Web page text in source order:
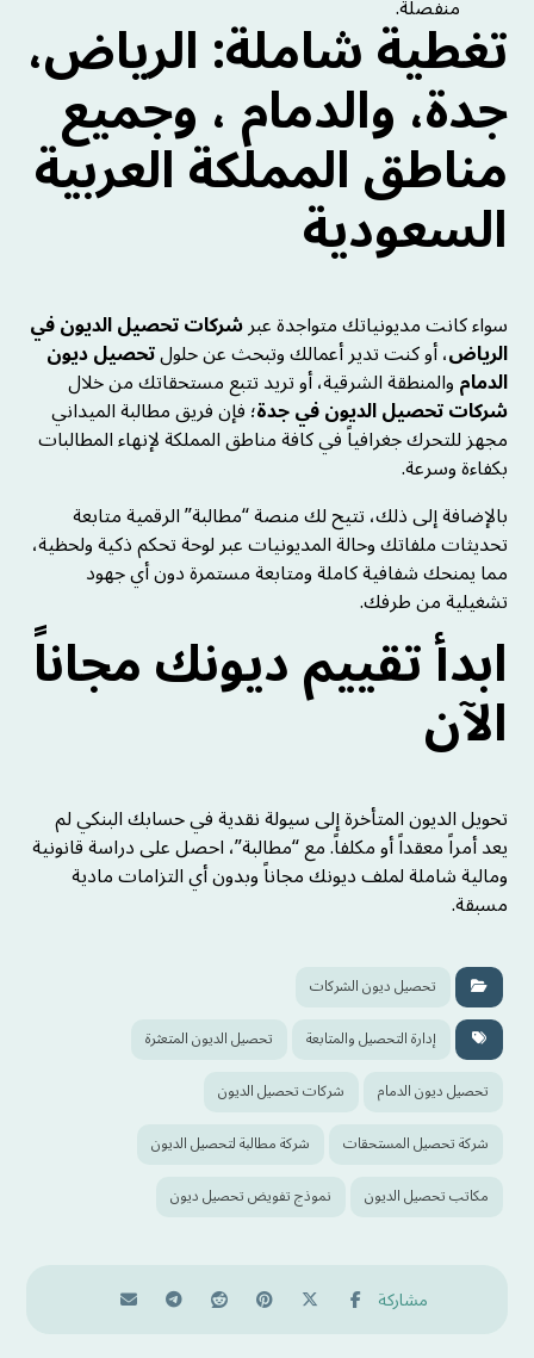
تغطية شاملة: الرياض،
جدة، والدمام ، وجميع
مناطق المملكة العربية
السعودية
سواء كانت مديونياتك متواجدة عبرشركات تحصيل الديون في
الرياض، أو كنت تدير أعمالك وتبحث عن حلولتحصيل ديون
الدماموالمنطقة الشرقية، أو تريد تتبع مستحقاتك من خلال
شركات تحصيل الديون في جدة؛ فإن فريق مطالبة الميداني
مجهز للتحرك جغرافياً في كافة مناطق المملكة لإنهاء المطالبات
بكفاءة وسرعة.
بالإضافة إلى ذلك، تتيح لك منصة “مطالبة” الرقمية متابعة
تحديثات ملفاتك وحالة المديونيات عبر لوحة تحكم ذكية ولحظية،
مما يمنحك شفافية كاملة ومتابعة مستمرة دون أي جهود
تشغيلية من طرفك.
ابدأ تقييم ديونك مجاناً
الآن
تحويل الديون المتأخرة إلى سيولة نقدية في حسابك البنكي لم
يعد أمراً معقداً أو مكلفاً. مع “مطالبة”، احصل على دراسة قانونية
ومالية شاملة لملف ديونك مجاناً وبدون أي التزامات مادية
مسبقة.
تحصيل ديون الشركات
إدارة التحصيل والمتابعة
تحصيل الديون المتعثرة
تحصيل ديون الدمام
شركات تحصيل الديون
شركة تحصيل المستحقات
شركة مطالبة لتحصيل الديون
مكاتب تحصيل الديون
نموذج تفويض تحصيل ديون